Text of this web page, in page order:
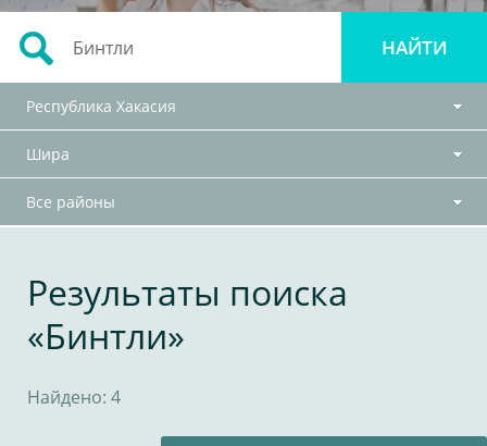
Республика Хакасия
Шира
Все районы
Результаты поиска
«Бинтли»
Найдено: 4